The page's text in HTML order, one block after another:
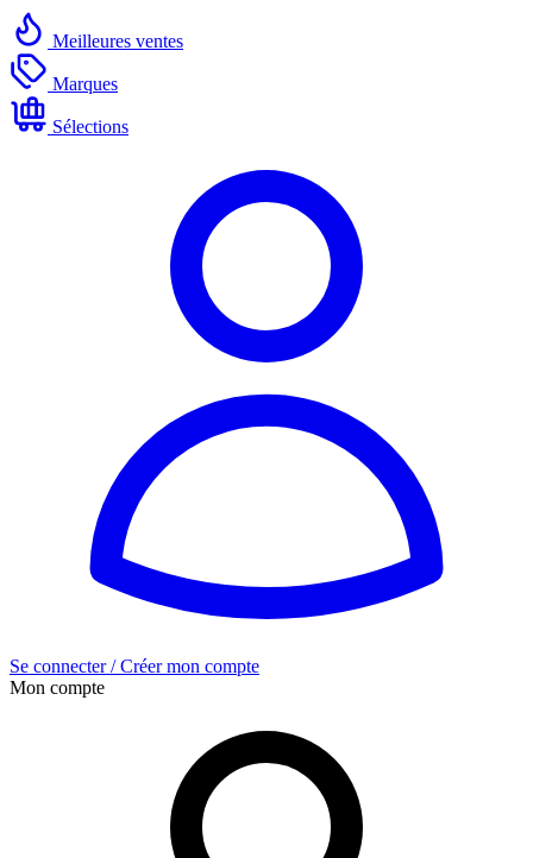
Meilleures ventes
Marques
Sélections
Se connecter / Créer mon compte
Mon compte